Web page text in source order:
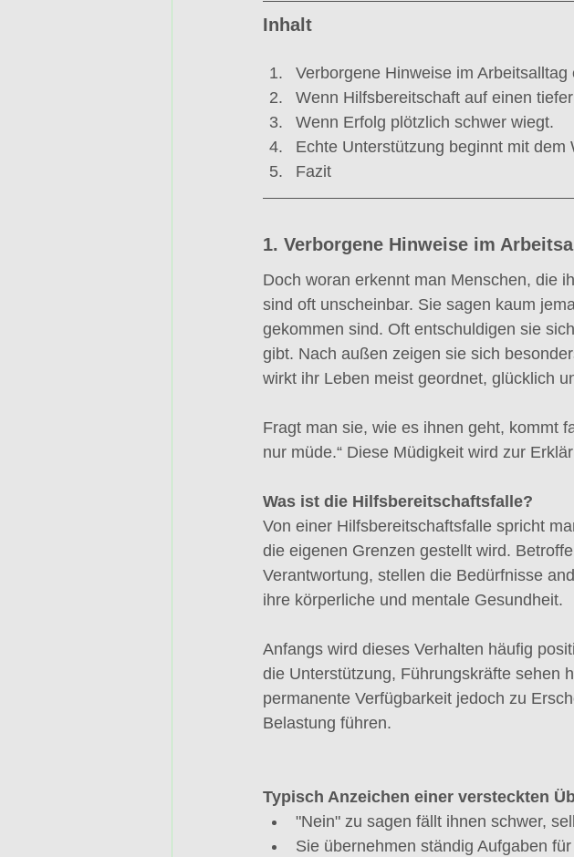
Inhalt
Verborgene Hinweise im Arbeitsalltag
Wenn Hilfsbereitschaft auf einen
Wenn Erfolg plötzlich schwer wiegt.
Echte Unterstützung beginnt mit dem
Fazit
1. Verborgene Hinweise im
Doch woran erkennt man Menschen, die
sind oft unscheinbar. Sie sagen kaum
gekommen sind. Oft entschuldigen sie
gibt. Nach außen zeigen sie sich
wirkt ihr Leben meist geordnet, glücklich
Fragt man sie, wie es ihnen geht, kommt
nur müde.“ Diese Müdigkeit wird zur
Was ist die Hilfsbereitschaftsfalle?
Von einer Hilfsbereitschaftsfalle spricht
die eigenen Grenzen gestellt wird.
Verantwortung, stellen die Bedürfnisse
ihre körperliche und mentale Gesundheit.
Anfangs wird dieses Verhalten häufig
die Unterstützung, Führungskräfte sehen
permanente Verfügbarkeit jedoch zu
Belastung führen.
Typisch Anzeichen einer versteckten
"Nein" zu sagen fällt ihnen schwer,
Sie übernehmen ständig Aufgaben